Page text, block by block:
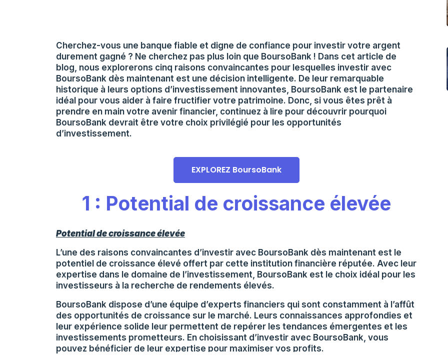
Cherchez-vous une banque fiable et digne de confiance pour investir votre argent
durement gagné ? Ne cherchez pas plus loin que BoursoBank ! Dans cet article de
blog, nous explorerons cinq raisons convaincantes pour lesquelles investir avec
BoursoBank dès maintenant est une décision intelligente. De leur remarquable
historique à leurs options d’investissement innovantes, BoursoBank est le partenaire
idéal pour vous aider à faire fructifier votre patrimoine. Donc, si vous êtes prêt à
prendre en main votre avenir financier, continuez à lire pour découvrir pourquoi
BoursoBank devrait être votre choix privilégié pour les opportunités
d’investissement.
EXPLOREZ BoursoBank
1 : Potential de croissance élevée
Potential de croissance élevée
L’une des raisons convaincantes d’investir avec BoursoBank dès maintenant est le
potentiel de croissance élevé offert par cette institution financière réputée. Avec leur
expertise dans le domaine de l’investissement, BoursoBank est le choix idéal pour les
investisseurs à la recherche de rendements élevés.
BoursoBank dispose d’une équipe d’experts financiers qui sont constamment à l’affût
des opportunités de croissance sur le marché. Leurs connaissances approfondies et
leur expérience solide leur permettent de repérer les tendances émergentes et les
investissements prometteurs. En choisissant d’investir avec BoursoBank, vous
pouvez bénéficier de leur expertise pour maximiser vos profits.